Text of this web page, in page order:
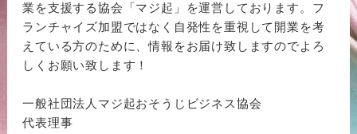
業を支援する協会「マジ起」を運営しております。フ
ランチャイズ加盟ではなく自発性を重視して開業を考
えている方のために、情報をお届け致しますのでよろ
しくお願い致します！
一般社団法人マジ起おそうじビジネス協会
代表理事